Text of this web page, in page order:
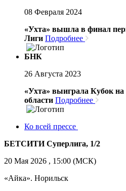
08 Февраля 2024
«Ухта» вышла в финал
Лиги Подробнее
БНК
26 Августа 2023
«Ухта» выиграла Кубок
области Подробнее
Ко всей прессе
БЕТСИТИ Суперлига, 1/2
20 Мая 2026 , 15:00 (МСК)
«Айка». Норильск